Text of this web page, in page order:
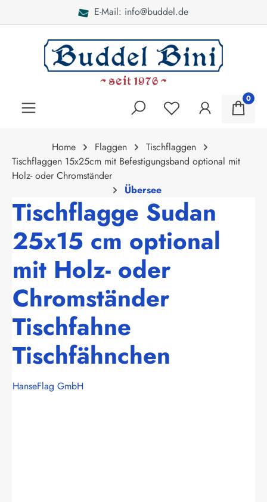
E-Mail: info@buddel.de
0
Home Flaggen
Tischflaggen
Tischflaggen 15x25cm mit Befestigungsband optional mit
Holz- oder Chromständer
Übersee
Tischflagge Sudan
25x15 cm optional
mit Holz- oder
Chromständer
Tischfahne
Tischfähnchen
HanseFlag GmbH